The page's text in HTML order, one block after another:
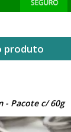
produto
- Pacote c/ 60g